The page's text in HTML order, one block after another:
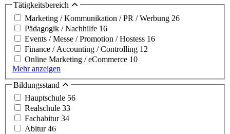
Tätigkeitsbereich
Marketing / Kommunikation / PR / Werbung 26
Pädagogik / Nachhilfe 16
Events / Messe / Promotion / Hostess 16
Finance / Accounting / Controlling 12
Online Marketing / eCommerce 10
Mehr anzeigen
Bildungsstand
Hauptschule 56
Realschule 33
Fachabitur34
Abitur46